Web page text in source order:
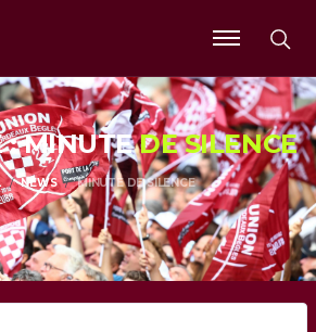
Ouvrir
le
menu
: MINUTEDE SILENCE
NEWS MINUTE DE SILENCE